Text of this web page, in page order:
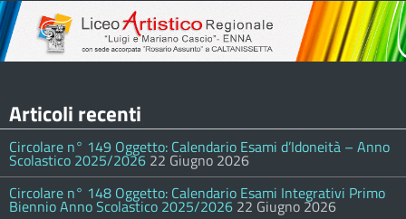
Articoli recenti
Circolare n° 149 Oggetto: Calendario Esami d’Idoneità – Anno
Scolastico 2025/2026 22 Giugno 2026
Circolare n° 148 Oggetto: Calendario Esami Integrativi Primo
Biennio Anno Scolastico 2025/2026 22 Giugno 2026